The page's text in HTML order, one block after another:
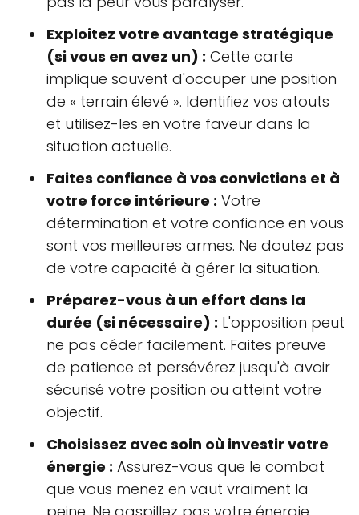
Exploitez votre avantage stratégique
(si vous en avez un) : Cette carte
implique souvent d'occuper une position
de « terrain élevé ». Identifiez vos atouts
et utilisez-les en votre faveur dans la
situation actuelle.
Faites confiance à vos convictions et à
votre force intérieure : Votre
détermination et votre confiance en vous
sont vos meilleures armes. Ne doutez pas
de votre capacité à gérer la situation.
Préparez-vous à un effort dans la
durée (si nécessaire) : L'opposition peut
ne pas céder facilement. Faites preuve
de patience et persévérez jusqu'à avoir
sécurisé votre position ou atteint votre
objectif.
Choisissez avec soin où investir votre
énergie : Assurez-vous que le combat
que vous menez en vaut vraiment la